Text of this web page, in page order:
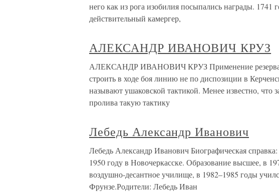
него как из рога изобилия посыпались награды.
действительный камергер,
АЛЕКСАНДР ИВАНОВИЧ КРУЗ
АЛЕКСАНДР ИВАНОВИЧ КРУЗ Применение резерва и
строить в ходе боя линию не по диспозиции в
называют ушаковской тактикой. Менее известно, что
пролива такую тактику
Лебедь Александр Иванович
Лебедь Александр Иванович Биографическая
1950 году в Новочеркасске. Образование высшее, в
воздушно-десантное училище, в 1982–1985 годы
Фрунзе.Родители: Лебедь Иван